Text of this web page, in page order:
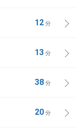
12分
13分
38分
20分